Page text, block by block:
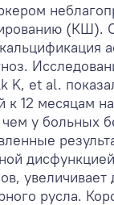
(КШ).
K, et al.
к 12 месяцам
у больных
русла.